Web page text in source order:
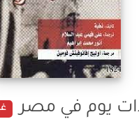
يوم في مصر